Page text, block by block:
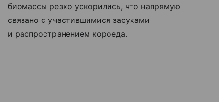
биомассы резко ускорились, что напрямую
связано с участившимися засухами
и распространением короеда.